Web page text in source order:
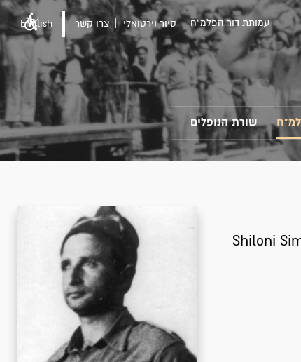
עמותת דור הפלמ"ח סיור וירטואלי צרו קשר English
שורת הנופלים
Shiloni